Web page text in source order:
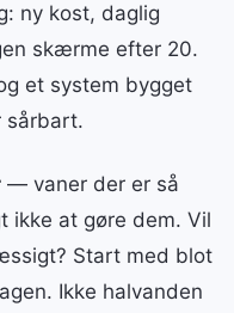
ny kost, daglig
skærme efter 20.
et system bygget
sårbart.
— vaner der er så
ikke at gøre dem. Vil
Start med blot
Ikke halvanden